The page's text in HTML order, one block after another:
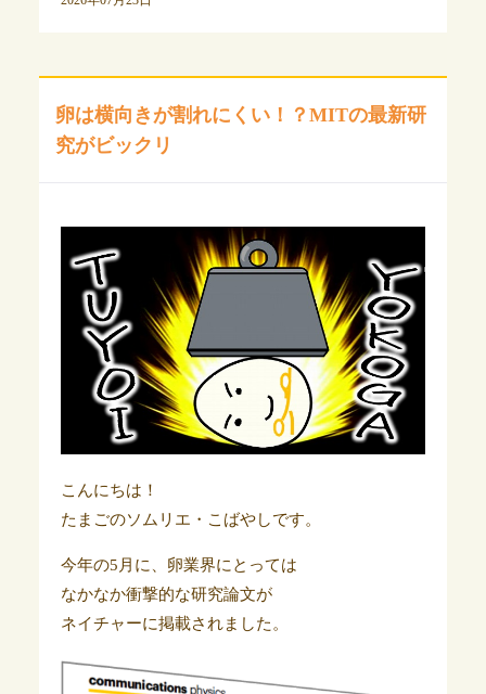
卵は横向きが割れにくい！？MITの最新研
究がビックリ
こんにちは！
たまごのソムリエ・こばやしです。
今年の5月に、卵業界にとっては
なかなか衝撃的な研究論文が
ネイチャーに掲載されました。